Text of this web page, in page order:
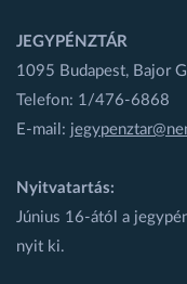
JEGYPÉNZTÁR
1095 Budapest, Bajor
Telefon: 1/476-6868
E-mail:
Nyitvatartás:
Június 16-ától a
nyit ki.